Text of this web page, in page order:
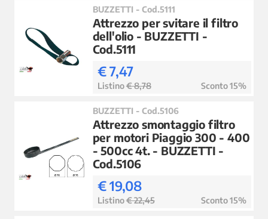
BUZZETTI - Cod.5111
Attrezzo per svitare il filtro
dell'olio - BUZZETTI -
Cod.5111
€ 7,47
Listino€ 8,78 Sconto 15%
BUZZETTI - Cod.5106
Attrezzo smontaggio filtro
per motori Piaggio 300 - 400
- 500cc 4t. - BUZZETTI -
Cod.5106
€ 19,08
Listino€ 22,45 Sconto 15%